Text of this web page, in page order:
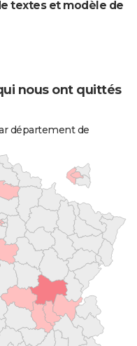
textes et modèle de
nous ont quittés
département de